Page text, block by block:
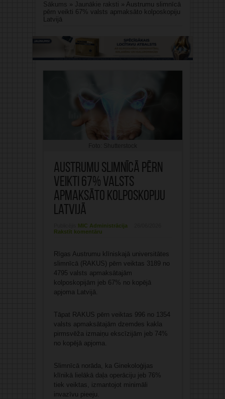
Sākums » Jaunākie raksti » Austrumu slimnīcā
pērn veikti 67% valsts apmaksāto kolposkopiju
Latvijā
Austrumu slimnīcā pērn
veikti 67% valsts
apmaksāto kolposkopiju
Latvijā
MIC Administrācija
Rakstīt komentāru
Rīgas Austrumu klīniskajā universitātes
slimnīcā (RAKUS) pērn veiktas 3189 no
4795 valsts apmaksātajām
kolposkopijām jeb 67% no kopējā
apjoma Latvijā.
Tāpat RAKUS pērn veiktas 996 no 1354
valsts apmaksātajām dzemdes kakla
pirmsvēža izmaiņu ekscīzijām jeb 74%
no kopējā apjoma.
Slimnīcā norāda, ka Ginekoloģijas
klīnikā lielākā daļa operāciju jeb 76%
tiek veiktas, izmantojot minimāli
invazīvu pieeju.